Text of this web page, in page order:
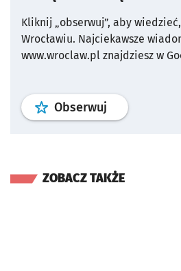
Kliknij „obserwuj”, aby
Wrocławiu. Najciekawsze
www.wroclaw.pl znajdziesz w
Obserwuj profil
ZOBACZ TAKŻE